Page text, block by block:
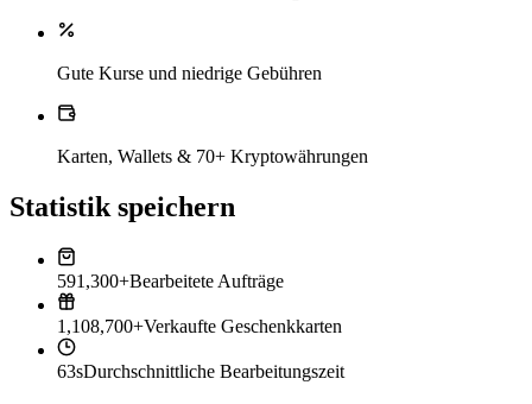
Gute Kurse und niedrige Gebühren
Karten, Wallets & 70+ Kryptowährungen
Statistik speichern
591,300+Bearbeitete Aufträge
1,108,700+Verkaufte Geschenkkarten
63sDurchschnittliche Bearbeitungszeit